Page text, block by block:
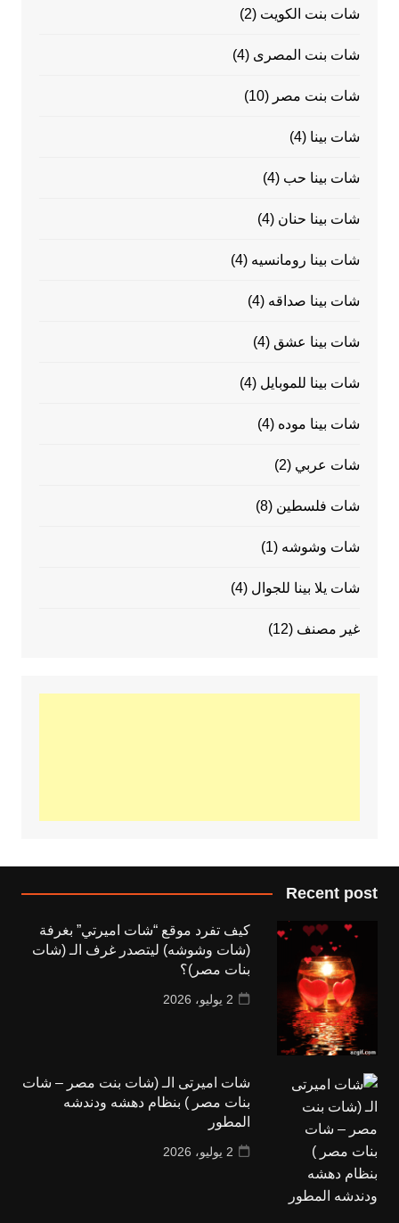
شات بنت الكويت (2)
شات بنت المصرى (4)
شات بنت مصر (10)
شات بينا (4)
شات بينا حب (4)
شات بينا حنان (4)
شات بينا رومانسيه (4)
شات بينا صداقه (4)
شات بينا عشق (4)
شات بينا للموبايل (4)
شات بينا موده (4)
شات عربي (2)
شات فلسطين (8)
شات وشوشه (1)
شات يلا بينا للجوال (4)
غير مصنف (12)
Recent post
كيف تفرد موقع “شات اميرتي” بغرفة
(شات وشوشه) ليتصدر غرف الـ (شات
بنات مصر)؟
2 يوليو، 2026
شات اميرتى الـ (شات بنت مصر – شات
بنات مصر ) بنظام دهشه ودندشه
المطور
2 يوليو، 2026